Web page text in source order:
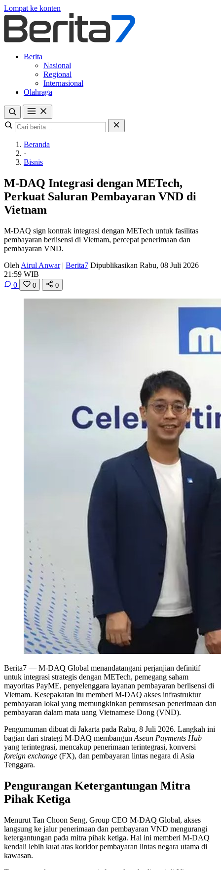
Lompat ke konten
Berita
Nasional
Regional
Internasional
Olahraga
Beranda
·
Bisnis
M-DAQ Integrasi dengan METech,
Perkuat Saluran Pembayaran VND di
Vietnam
M-DAQ sign kontrak integrasi dengan METech untuk fasilitas
pembayaran berlisensi di Vietnam, percepat penerimaan dan
pembayaran VND.
Oleh Airul Anwar | Berita7 Dipublikasikan Rabu, 08 Juli 2026
21:59 WIB
0
0 0
Berita7 — M-DAQ Global menandatangani perjanjian definitif
untuk integrasi strategis dengan METech, pemegang saham
mayoritas PayME, penyelenggara layanan pembayaran berlisensi di
Vietnam. Kesepakatan itu memberi M-DAQ akses infrastruktur
pembayaran lokal yang memungkinkan pemrosesan penerimaan dan
pembayaran dalam mata uang Vietnamese Dong (VND).
Pengumuman dibuat di Jakarta pada Rabu, 8 Juli 2026. Langkah ini
bagian dari strategi M-DAQ membangun Asean Payments Hub
yang terintegrasi, mencakup penerimaan terintegrasi, konversi
foreign exchange (FX), dan pembayaran lintas negara di Asia
Tenggara.
Pengurangan Ketergantungan Mitra
Pihak Ketiga
Menurut Tan Choon Seng, Group CEO M-DAQ Global, akses
langsung ke jalur penerimaan dan pembayaran VND mengurangi
ketergantungan pada mitra pihak ketiga. Hal ini memberi M-DAQ
kendali lebih kuat atas koridor pembayaran lintas negara utama di
kawasan.